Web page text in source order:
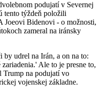
podujatí v Severnej
tento týždeň položili
Joeovi Bidenovi - o možnosti,
zameral na iránsky
by udrel na Irán, a on na to:
Ale to je presne to,
Trump na podujatí vo
vojenskej základne.